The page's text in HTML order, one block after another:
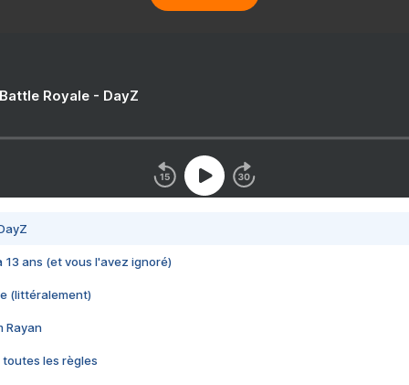
Royale - DayZ
13 ans (et vous l'avez ignoré)
(littéralement)
Rayan
toutes les règles